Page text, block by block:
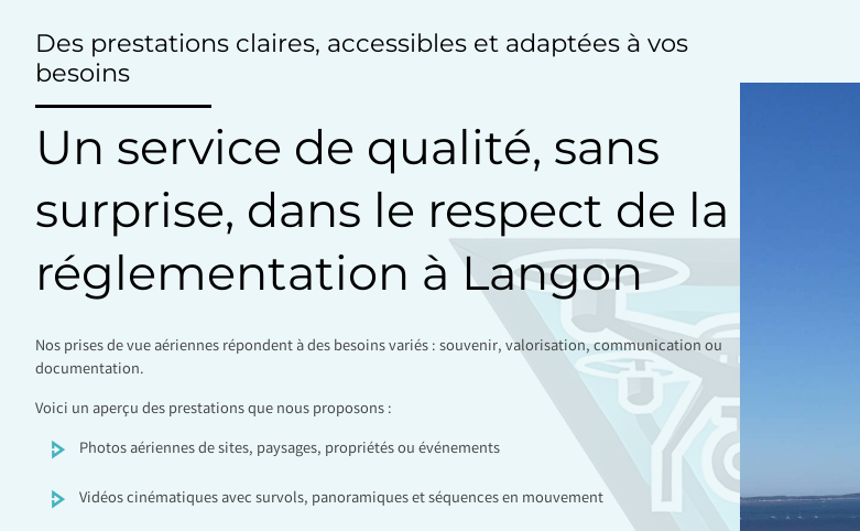
Des prestations claires, accessibles et adaptées à vos
besoins
Un service de qualité, sans
surprise, dans le respect de la
réglementation à Langon
Nos prises de vue aériennes répondent à des besoins variés : souvenir, valorisation, communication ou
documentation.
Voici un aperçu des prestations que nous proposons :
Photos aériennes de sites, paysages, propriétés ou événements
Vidéos cinématiques avec survols, panoramiques et séquences en mouvement